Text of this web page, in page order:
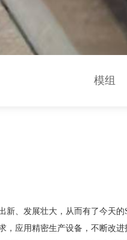
模组
、发展壮大，从而有了今天的
，应用精密生产设备，不断改